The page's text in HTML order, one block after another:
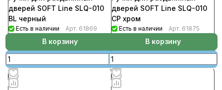
дверей SOFT Line SLQ-010
BL черный
Есть в наличии Арт. 61869
В корзину
дверей SOFT Line SLQ-010
CP хром
Есть в наличии Арт. 61875
В корзину